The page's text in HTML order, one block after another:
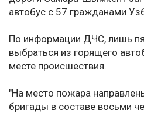
автобус с 57 гражданами
По информации ДЧС, лишь
выбраться из горящего
месте происшествия.
"На место пожара
бригады в составе восьми